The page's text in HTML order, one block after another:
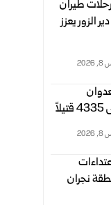
طيران
الزور يعزز
نجران